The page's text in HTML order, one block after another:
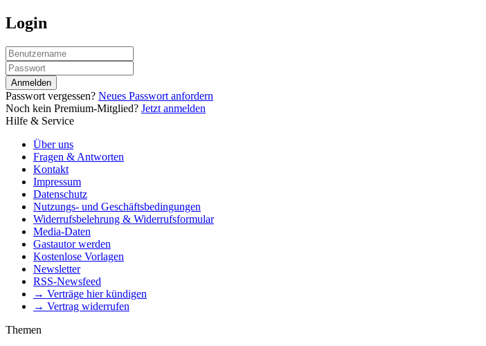
Login
Anmelden
Passwort vergessen? Neues Passwort anfordern
Noch kein Premium-Mitglied? Jetzt anmelden
Hilfe & Service
Über uns
Fragen & Antworten
Kontakt
Impressum
Datenschutz
Nutzungs- und Geschäftsbedingungen
Widerrufsbelehrung & Widerrufsformular
Media-Daten
Gastautor werden
Kostenlose Vorlagen
Newsletter
RSS-Newsfeed
→ Verträge hier kündigen
→ Vertrag widerrufen
Themen